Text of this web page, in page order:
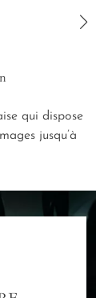
qui dispose
jusqu’à